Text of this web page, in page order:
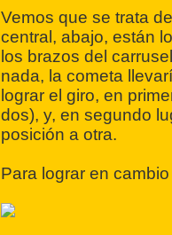
Vemos que se trata
central, abajo, están
los brazos del
nada, la cometa
lograr el giro, en
dos), y, en segundo
posición a otra.
Para lograr en